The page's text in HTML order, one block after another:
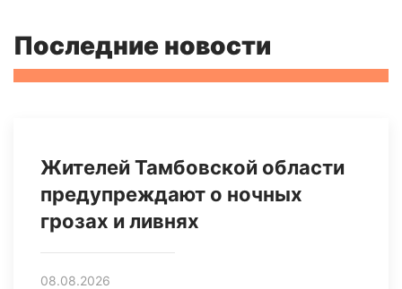
Последние новости
Жителей Тамбовской области
предупреждают о ночных
грозах и ливнях
08.08.2026